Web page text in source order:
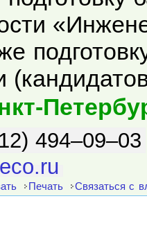
494–09–03
Печать Связаться с